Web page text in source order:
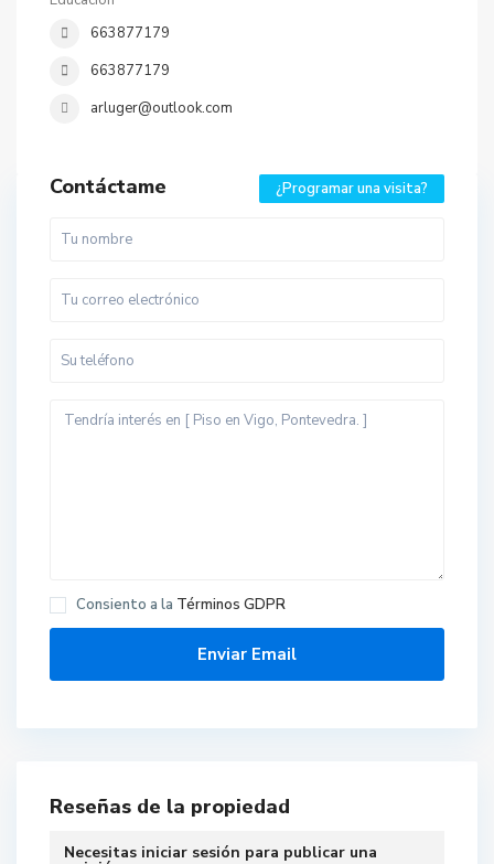
663877179
663877179
arluger@outlook.com
Contáctame ¿Programar una visita?
Consiento a la Términos GDPR
Reseñas de la propiedad
Necesitas iniciar sesión para publicar una
l